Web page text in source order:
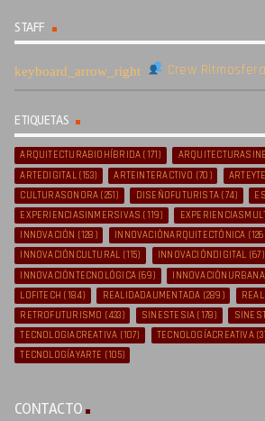
STAFF
Crew Ritmosfera
ETIQUETAS
ARQUITECTURABIOHÍBRIDA (171)
ARTEDIGITAL(153) ARTEINTERACTIVO (70)
CULTURASONORA (251) DISEÑOFUTURISTA (74)
EXPERIENCIASINMERSIVAS (119)
INNOVACIÓN (128) INNOVACIÓNARQUITECTÓNICA
INNOVACIÓNCULTURAL (115) INNOVACIÓNDIGITAL (67)
INNOVACIÓNTECNOLÓGICA (69) INNOVACIÓNURBANA
LOFITECH (184) REALIDADAUMENTADA (289)
RETROFUTURISMO (433) SINESTESIA (178)
TECNOLOGIACREATIVA (107) TECNOLOGÍACREATIVA
TECNOLOGÍAYARTE (105)
CONTACTO